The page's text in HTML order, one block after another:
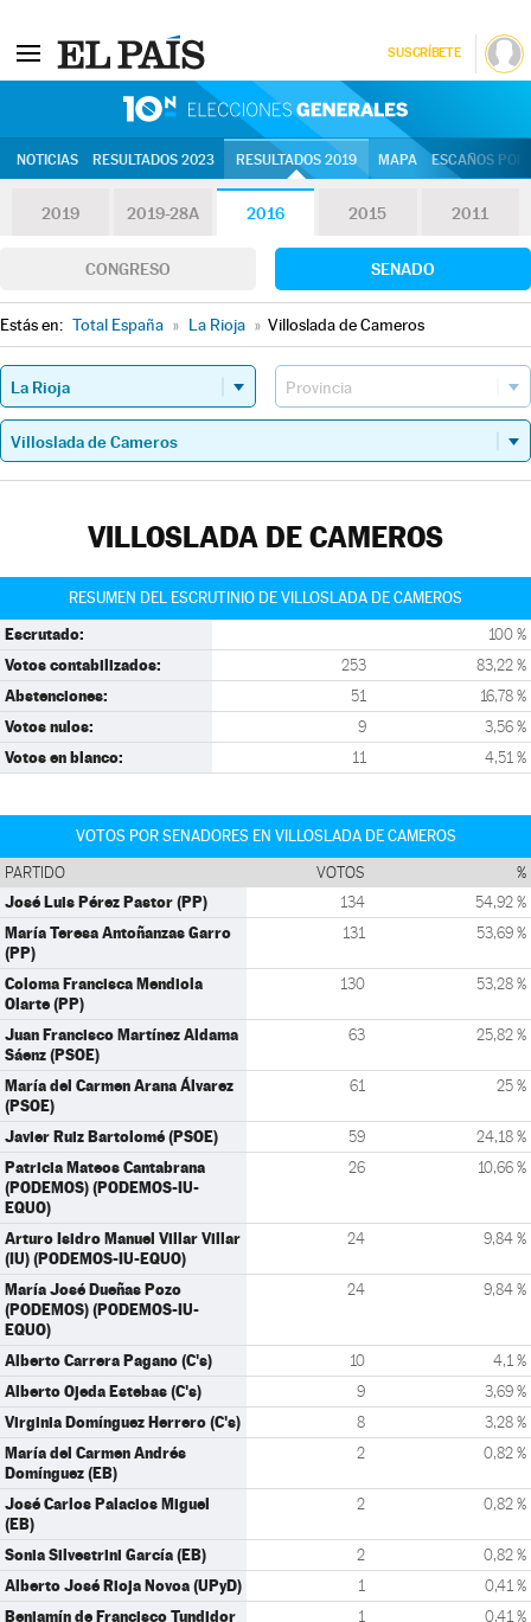
SUSCRÍBETE
NOTICIAS RESULTADOS 2023 RESULTADOS 2019 MAPA ESCAÑOS
2019 2019-28A 2016 2015 2011
CONGRESO SENADO
Estás en: Total España » La Rioja » Villoslada de Cameros
VILLOSLADA DE CAMEROS
RESUMEN DEL ESCRUTINIO DE VILLOSLADA DE CAMEROS
Escrutado: 100 %
Votos contabilizados: 253 83,22 %
Abstenciones: 51 16,78 %
Votos nulos: 9 3,56 %
Votos en blanco: 11 4,51 %
VOTOS POR SENADORES EN VILLOSLADA DE CAMEROS
PARTIDO VOTOS %
José Luis Pérez Pastor (PP) 134 54,92 %
María Teresa Antoñanzas Garro
(PP)
131 53,69 %
Coloma Francisca Mendiola
Olarte (PP)
130 53,28 %
Juan Francisco Martínez Aldama
Sáenz (PSOE)
63 25,82 %
María del Carmen Arana Álvarez
(PSOE)
61 25 %
Javier Ruiz Bartolomé (PSOE) 59 24,18 %
Patricia Mateos Cantabrana
(PODEMOS) (PODEMOS-IU-
EQUO)
26 10,66 %
Arturo Isidro Manuel Villar Villar
(IU) (PODEMOS-IU-EQUO)
24 9,84 %
María José Dueñas Pozo
(PODEMOS) (PODEMOS-IU-
EQUO)
24 9,84 %
Alberto Carrera Pagano (C's) 10 4,1 %
Alberto Ojeda Estebas (C's) 9 3,69 %
Virginia Domínguez Herrero (C's) 8 3,28 %
María del Carmen Andrés
Domínguez (EB)
2 0,82 %
José Carlos Palacios Miguel
(EB)
2 0,82 %
Sonia Silvestrini García (EB) 2 0,82 %
Alberto José Rioja Novoa (UPyD) 1 0,41 %
Benjamín de Francisco Tundidor
1 0,41 %